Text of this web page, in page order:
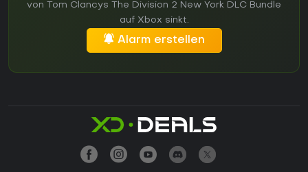
von Tom Clancys The Division 2 New York DLC Bundle
auf Xbox sinkt.
Alarm erstellen